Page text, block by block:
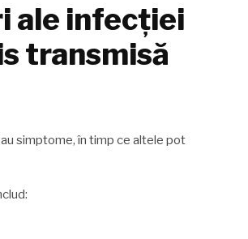
ale infecției
transmisă
simptome, în timp ce altele pot